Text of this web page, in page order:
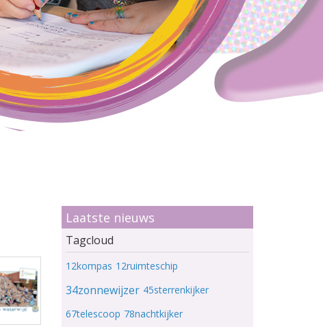
Laatste nieuws
Tagcloud
12kompas 12ruimteschip
34zonnewijzer 45sterrenkijker
67telescoop 78nachtkijker